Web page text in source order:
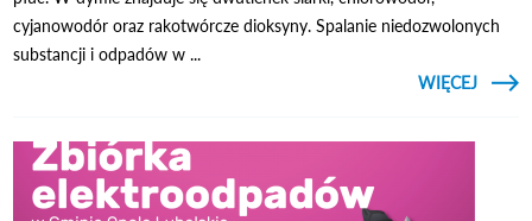
cyjanowodór oraz rakotwórcze dioksyny. Spalanie niedozwolonych
substancji i odpadów w ...
CZYTAJ
WIĘCEJ
O